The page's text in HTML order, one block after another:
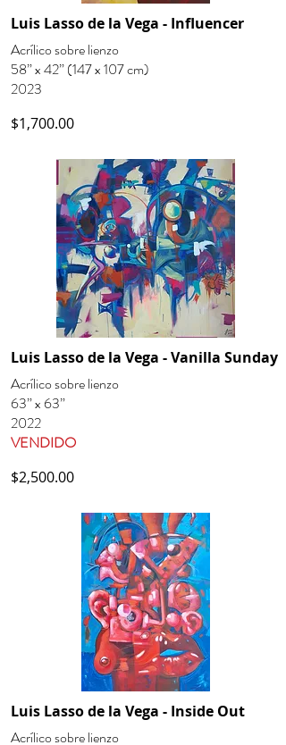
Luis Lasso de la Vega - Influencer
Acrílico sobre lienzo
58” x 42” (147 x 107 cm)
2023
$1,700.00
Luis Lasso de la Vega - Vanilla Sunday
Acrílico sobre lienzo
63” x 63”
2022
VENDIDO
$2,500.00
Luis Lasso de la Vega - Inside Out
Acrílico sobre lienzo